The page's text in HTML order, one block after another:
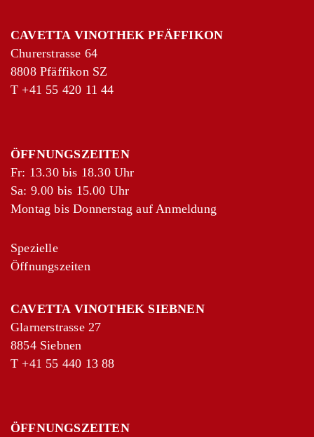
CAVETTA VINOTHEK PFÄFFIKON
Churerstrasse 64
8808 Pfäffikon SZ
T +41 55 420 11 44
ÖFFNUNGSZEITEN
Fr: 13.30 bis 18.30 Uhr
Sa: 9.00 bis 15.00 Uhr
Montag bis Donnerstag auf Anmeldung
Spezielle
Öffnungszeiten
CAVETTA VINOTHEK SIEBNEN
Glarnerstrasse 27
8854 Siebnen
T +41 55 440 13 88
ÖFFNUNGSZEITEN